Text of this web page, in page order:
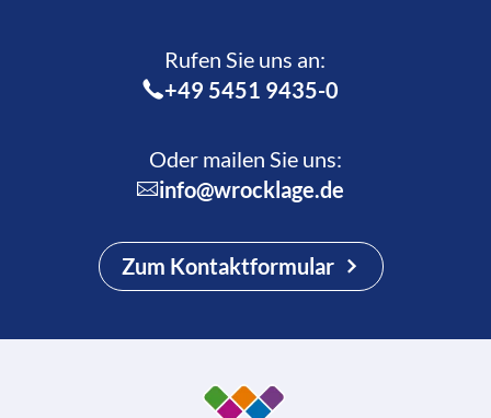
Rufen Sie uns an:­
+49 5451 9435-0
Oder mailen Sie uns:
info@wrocklage.de
Zum Kontaktformular